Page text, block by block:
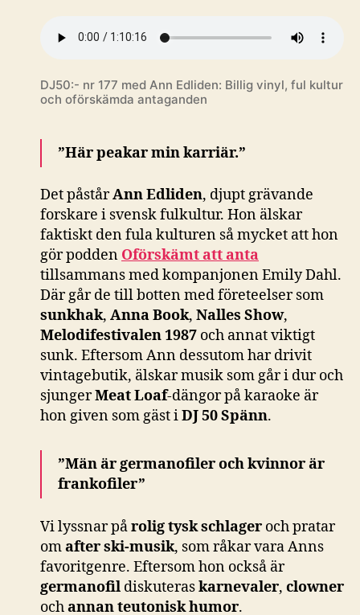
DJ50:- nr 177 med Ann Edliden: Billig vinyl, ful kultur
och oförskämda antaganden
”Här peakar min karriär.”
Det påstårAnn Edliden, djupt grävande
forskare i svensk fulkultur. Hon älskar
faktiskt den fula kulturen så mycket att hon
gör podden Oförskämt att anta
tillsammans med kompanjonen Emily Dahl.
Där går de till botten med företeelser som
sunkhak, Anna Book, Nalles Show,
Melodifestivalen 1987 och annat viktigt
sunk. Eftersom Ann dessutom har drivit
vintagebutik, älskar musik som går i dur och
sjungerMeat Loaf-dängor på karaoke är
hon given som gäst iDJ 50 Spänn.
”Män är germanofiler och kvinnor är
frankofiler”
Vi lyssnar pårolig tysk schlager och pratar
omafter ski-musik, som råkar vara Anns
favoritgenre. Eftersom hon också är
germanofil diskuteraskarnevaler, clowner
ochannan teutonisk humor.